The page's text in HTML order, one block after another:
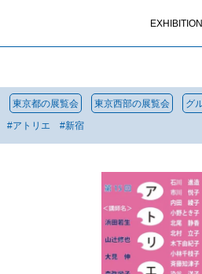
EXHIBITION
東京都の展覧会 東京西部の展覧会 グ
#アトリエ #新宿